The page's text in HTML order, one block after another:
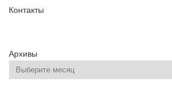
Контакты
Архивы